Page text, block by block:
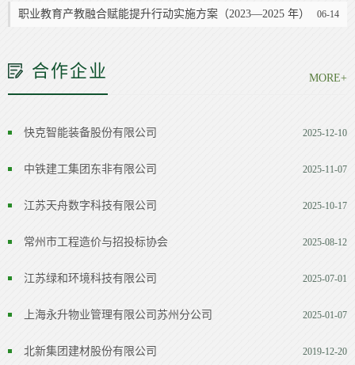
06-14
职业教育产教融合赋能提升行动实施方案（2023—2025 年）
合作企业 MORE+
2025-12-10
快克智能装备股份有限公司
2025-11-07
中铁建工集团东非有限公司
2025-10-17
江苏天舟数字科技有限公司
2025-08-12
常州市工程造价与招投标协会
2025-07-01
江苏绿和环境科技有限公司
2025-01-07
上海永升物业管理有限公司苏州分公司
2019-12-20
北新集团建材股份有限公司